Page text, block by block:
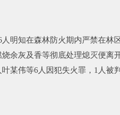
人明知在森林防火期内严禁在
余灰及香等彻底处理熄灭便
某伟等6人因犯失火罪，1人